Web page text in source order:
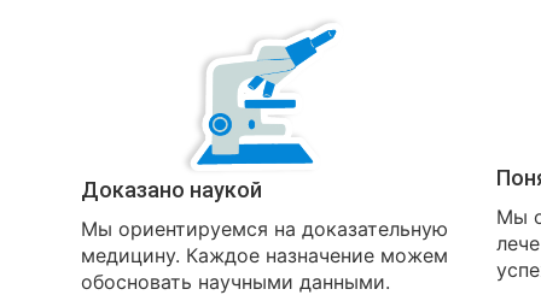
Доказано наукой
Мы ориентируемся на доказательную
медицину. Каждое назначение можем
обосновать научными данными.
Мы